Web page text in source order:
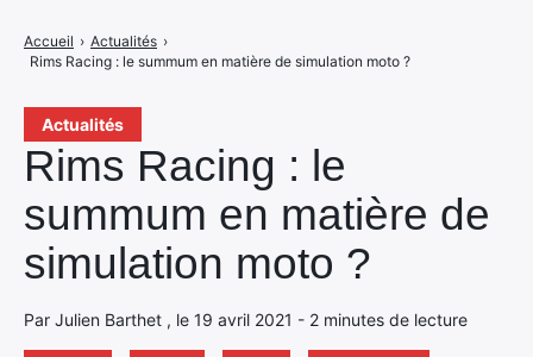
Actualités
Rims Racing : le
summum en matière de
simulation moto ?
Par Julien Barthet , le 19 avril 2021 - 2 minutes de lecture
Accueil › Actualités ›
Rims Racing : le summum en matière de simulation moto ?